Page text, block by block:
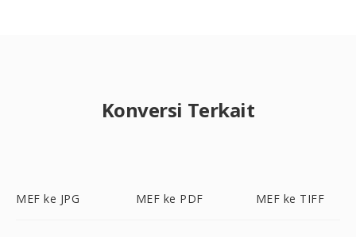
Konversi Terkait
MEF ke JPG MEF ke PDF MEF ke TIFF